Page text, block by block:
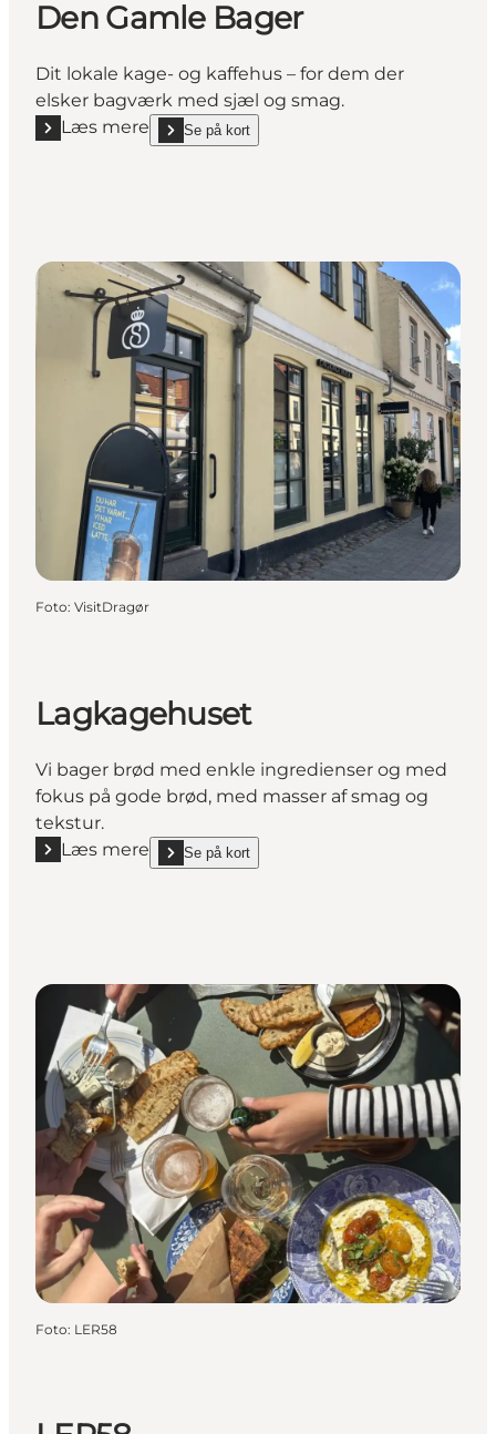
Den Gamle Bager
Dit lokale kage- og kaffehus – for dem der
elsker bagværk med sjæl og smag.
Læs mere
Læs mere "Den Gamle Bager"
Se på kort
show Den Gamle Bager on_map
Foto: VisitDragør
Lagkagehuset
Vi bager brød med enkle ingredienser og med
fokus på gode brød, med masser af smag og
tekstur.
Læs mere
Læs mere "Lagkagehuset"
Se på kort
show Lagkagehuset on_map
Foto: LER58